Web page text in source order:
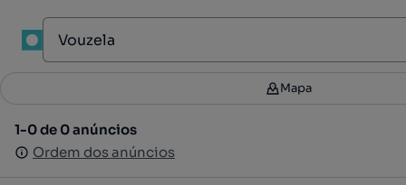
Filtros
1-0 de 0 anúncios
Ordem dos anúncios
Mapa
1-0 de 0 anúncios
Ordem dos anúncios